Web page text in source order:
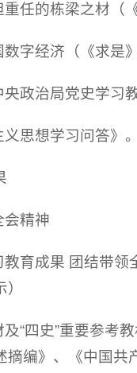
任的栋梁之材（
字经济（《求是
政治局党史学习
思想学习问答》。
会精神
育成果 团结带
“四史”重要参考
编》、《中国共